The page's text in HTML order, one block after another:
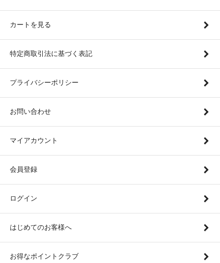
カートを見る
特定商取引法に基づく表記
プライバシーポリシー
お問い合わせ
マイアカウント
会員登録
ログイン
はじめてのお客様へ
お得なポイントクラブ